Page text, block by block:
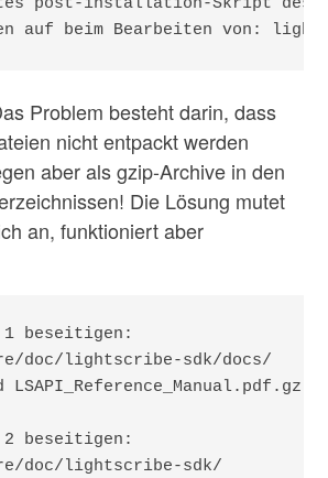
post-installation-Skript des
auf beim Bearbeiten von:
Problem besteht darin, dass
nicht entpackt werden
aber als gzip-Archive in den
Die Lösung mutet
an, funktioniert aber
beseitigen:
doc/lightscribe-sdk/docs/
beseitigen:
doc/lightscribe-sdk/